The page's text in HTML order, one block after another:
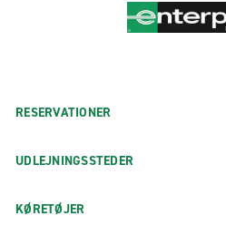
RESERVATIONER
UDLEJNINGSSTEDER
KØRETØJER